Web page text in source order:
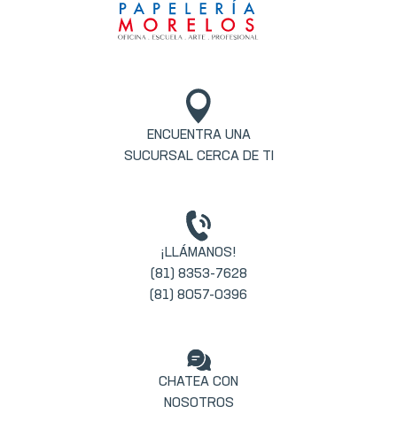
ENCUENTRA UNA
SUCURSAL CERCA DE TI
¡LLÁMANOS!
(81) 8353-7628
(81) 8057-0396
CHATEA CON
NOSOTROS